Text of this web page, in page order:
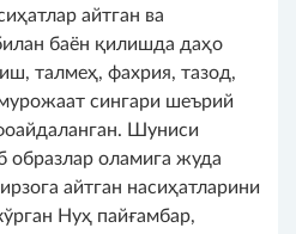
айтган ва
баён қилишда даҳо
талмеҳ, фахрия, тазод,
сингари шеърий
Шуниси
образлар оламига жуда
айтган насиҳатларини
Нуҳ пайғамбар,